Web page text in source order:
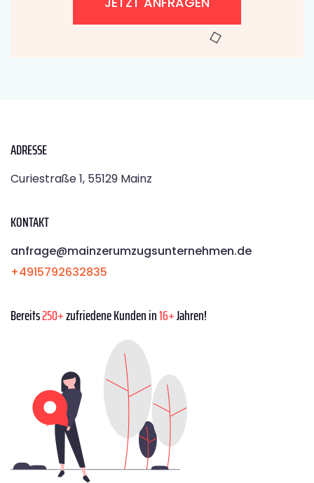
ADRESSE
Curiestraße 1, 55129 Mainz
KONTAKT
anfrage@mainzerumzugsunternehmen.de
+4915792632835
Bereits250+zufriedene Kunden in16+Jahren!